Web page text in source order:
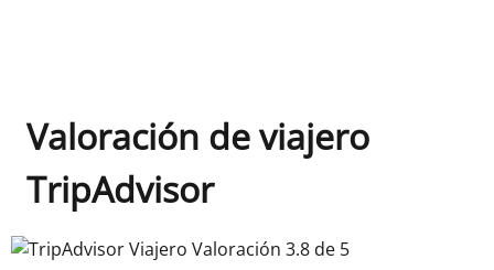
Valoración de viajero
TripAdvisor
TripAdvisor Viajero Valoración 3.8 de 5